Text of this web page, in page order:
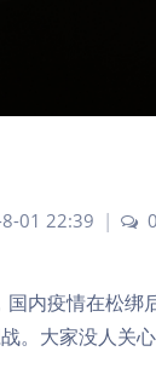
01 22:39 |
0
内疫情在松
。大家没人关